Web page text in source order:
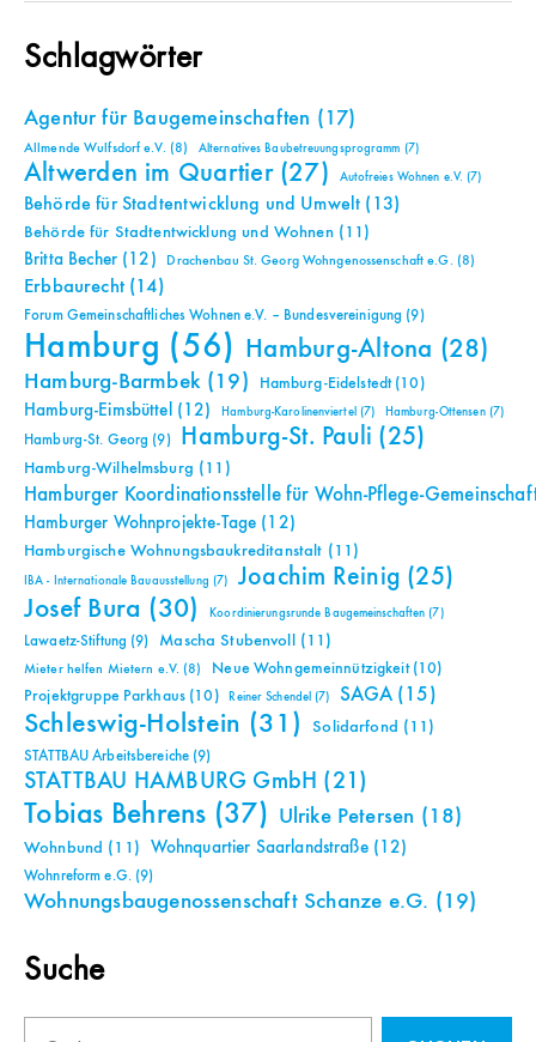
Schlagwörter
Agentur für Baugemeinschaften (17)
Allmende Wulfsdorf e.V. (8) Alternatives Baubetreuungsprogramm (7)
Altwerden im Quartier(27) Autofreies Wohnen e.V. (7)
Behörde für Stadtentwicklung und Umwelt (13)
Behörde für Stadtentwicklung und Wohnen(11)
Britta Becher(12) Drachenbau St. Georg Wohngenossenschaft e.G. (8)
Erbbaurecht(14)
Forum Gemeinschaftliches Wohnen e.V. – Bundesvereinigung (9)
Hamburg (56) Hamburg-Altona (28)
Hamburg-Barmbek(19) Hamburg-Eidelstedt(10)
Hamburg-Eimsbüttel (12) Hamburg-Karolinenviertel (7) Hamburg-Ottensen(7)
Hamburg-St. Georg (9) Hamburg-St. Pauli (25)
Hamburg-Wilhelmsburg (11)
Hamburger Koordinationsstelle für Wohn-Pflege-
Hamburger Wohnprojekte-Tage (12)
Hamburgische Wohnungsbaukreditanstalt (11)
IBA - Internationale Bauausstellung (7) Joachim Reinig (25)
Josef Bura (30) Koordinierungsrunde Baugemeinschaften (7)
Lawaetz-Stiftung (9) Mascha Stubenvoll (11)
Mieter helfen Mietern e.V. (8) Neue Wohngemeinnützigkeit(10)
Projektgruppe Parkhaus (10) Reiner Schendel (7) SAGA(15)
Schleswig-Holstein (31) Solidarfond (11)
STATTBAU Arbeitsbereiche (9)
STATTBAU HAMBURG GmbH (21)
Tobias Behrens (37) Ulrike Petersen (18)
Wohnbund (11) Wohnquartier Saarlandstraße(12)
Wohnreform e.G.(9)
Wohnungsbaugenossenschaft Schanze e.G. (19)
Suche